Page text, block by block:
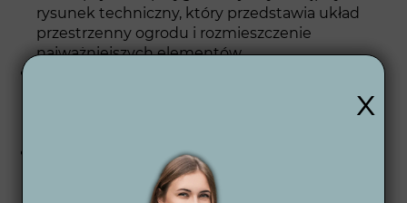
rysunek techniczny, który przedstawia układ
przestrzenny ogrodu i rozmieszczenie
najważniejszych elementów.
opracowujemy wizualizacje 3D, które pozwalają
zobaczyć, jak ogród będzie wyglądał w dzień i w
Projekt wykonawczy 2D – opracowujemy
szczegółowe plany techniczne, które stanowią
podstawę do realizacji ogrodu zgodnie z Twoimi
x